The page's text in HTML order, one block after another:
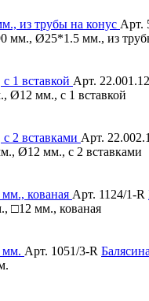
Арт.
мм., Ø25*1.5 мм., из
Арт. 22.001.12
Ø12 мм., с 1 вставкой
Арт.
Ø12 мм., с 2 вставками
Арт. 1124/1-R
□12 мм., кованая
Арт. 1051/3-R